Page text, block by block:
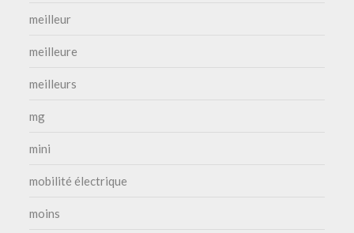
meilleur
meilleure
meilleurs
mg
mini
mobilité électrique
moins